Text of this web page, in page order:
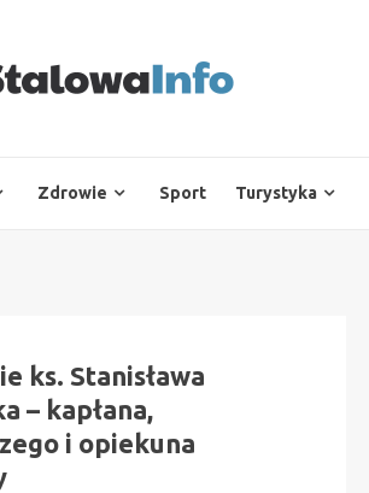
Zdrowie Sport Turystyka
ks. Stanisława
– kapłana,
i opiekuna